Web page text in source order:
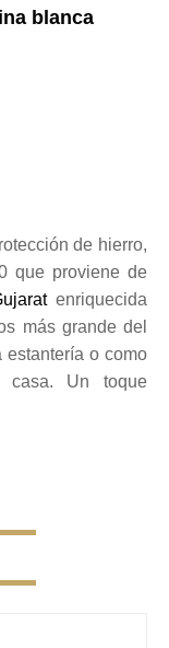
blanca
de hierro,
que proviene de
enriquecida
más grande del
estantería o como
Un toque